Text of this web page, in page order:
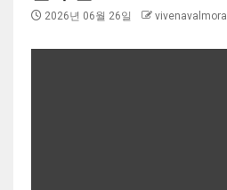
2026년 06월 26일 vivenavalmoral